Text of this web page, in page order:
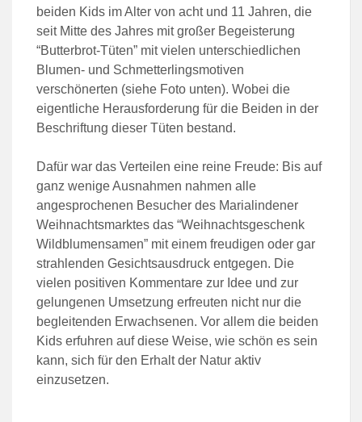
beiden Kids im Alter von acht und 11 Jahren, die
seit Mitte des Jahres mit großer Begeisterung
“Butterbrot-Tüten” mit vielen unterschiedlichen
Blumen- und Schmetterlingsmotiven
verschönerten (siehe Foto unten). Wobei die
eigentliche Herausforderung für die Beiden in der
Beschriftung dieser Tüten bestand.
Dafür war das Verteilen eine reine Freude: Bis auf
ganz wenige Ausnahmen nahmen alle
angesprochenen Besucher des Marialindener
Weihnachtsmarktes das “Weihnachtsgeschenk
Wildblumensamen” mit einem freudigen oder gar
strahlenden Gesichtsausdruck entgegen. Die
vielen positiven Kommentare zur Idee und zur
gelungenen Umsetzung erfreuten nicht nur die
begleitenden Erwachsenen. Vor allem die beiden
Kids erfuhren auf diese Weise, wie schön es sein
kann, sich für den Erhalt der Natur aktiv
einzusetzen.